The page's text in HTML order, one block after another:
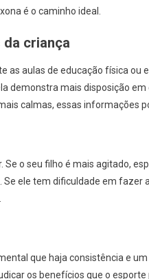
é o caminho ideal.
criança
as aulas de educação física ou
demonstra mais disposição
calmas, essas informações
o seu filho é mais agitado,
ele tem dificuldade em fazer
que haja consistência e
os benefícios que o esporte